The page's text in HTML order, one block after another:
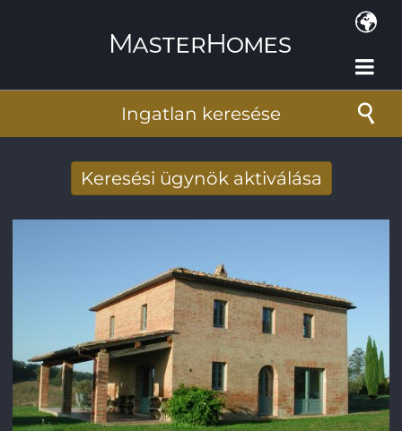
Ingatlan keresése
Keresési ügynök aktiválása
mailben
E-mail cím